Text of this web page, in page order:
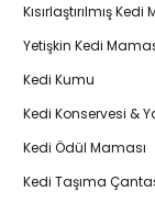
Kısırlaştırılmış Kedi
Yetişkin Kedi
Kedi Kumu
Kedi Konservesi &
Kedi Ödül Maması
Kedi Taşıma